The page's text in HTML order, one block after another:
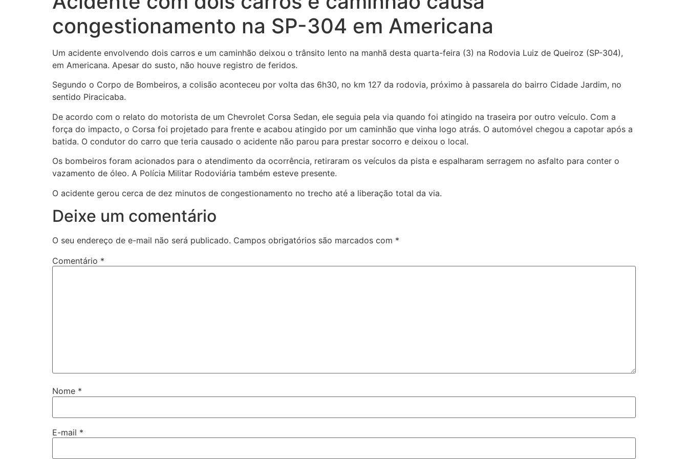
congestionamento na SP-304 em Americana
Um acidente envolvendo dois carros e um caminhão deixou o trânsito lento na manhã desta quarta-feira (3) na Rodovia Luiz de Queiroz (SP-304),
em Americana. Apesar do susto, não houve registro de feridos.
Segundo o Corpo de Bombeiros, a colisão aconteceu por volta das 6h30, no km 127 da rodovia, próximo à passarela do bairro Cidade Jardim, no
sentido Piracicaba.
De acordo com o relato do motorista de um Chevrolet Corsa Sedan, ele seguia pela via quando foi atingido na traseira por outro veículo. Com a
força do impacto, o Corsa foi projetado para frente e acabou atingido por um caminhão que vinha logo atrás. O automóvel chegou a capotar após a
batida. O condutor do carro que teria causado o acidente não parou para prestar socorro e deixou o local.
Os bombeiros foram acionados para o atendimento da ocorrência, retiraram os veículos da pista e espalharam serragem no asfalto para conter o
vazamento de óleo. A Polícia Militar Rodoviária também esteve presente.
O acidente gerou cerca de dez minutos de congestionamento no trecho até a liberação total da via.
Deixe um comentário
O seu endereço de e-mail não será publicado. Campos obrigatórios são marcados com *
Comentário *
Nome *
E-mail *